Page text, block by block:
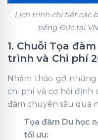
Lịch trình chi tiết các
tiếng Đức tại
1. Chuỗi Tọa
trình và Chi phí
Nhằm tháo gỡ
chi phí và cơ hội định
đàm chuyên sâu qua
Tọa đàm Du học
tối ưu: